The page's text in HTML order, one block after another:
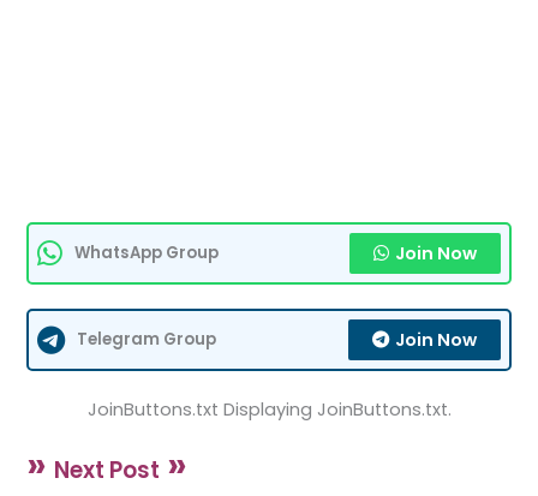
WhatsApp Group Join Now
Telegram Group Join Now
JoinButtons.txt Displaying JoinButtons.txt.
» Next Post »